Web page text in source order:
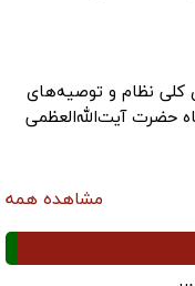
نظام و توصیه‌های
حضرت آیت‌الله‌العظمی
مشاهده همه